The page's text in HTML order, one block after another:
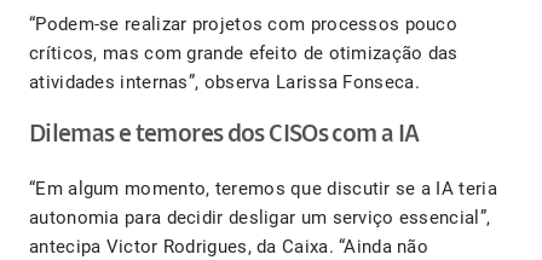
“Podem-se realizar projetos com processos pouco
críticos, mas com grande efeito de otimização das
atividades internas”, observa Larissa Fonseca.
Dilemas e temores dos CISOs com a IA
“Em algum momento, teremos que discutir se a IA teria
autonomia para decidir desligar um serviço essencial”,
antecipa Victor Rodrigues, da Caixa. “Ainda não